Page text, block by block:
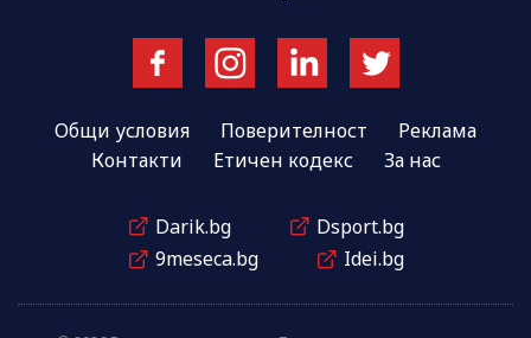
Общи условия Поверителност
Реклама
Контакти
Етичен кодекс За нас
Darik.bg
Dsport.bg
9meseca.bg
Idei.bg